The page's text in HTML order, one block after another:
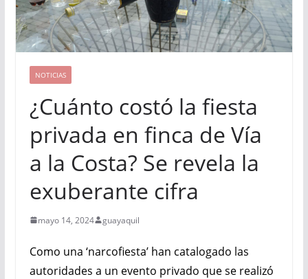
NOTICIAS
¿Cuánto costó la fiesta
privada en finca de Vía
a la Costa? Se revela la
exuberante cifra
mayo 14, 2024 guayaquil
Como una ‘narcofiesta’ han catalogado las
autoridades a un evento privado que se realizó